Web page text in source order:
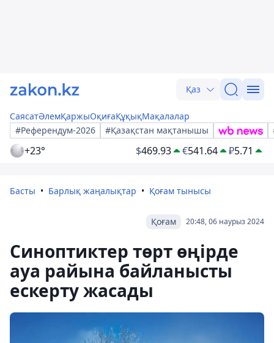
Қаз
СаясатӘлемҚаржыОқиғаҚұқықМақалалар
#Референдум-2026
#Қазақстан мақтанышы
+23° $469.93 €541.64 ₽5.71
Басты Барлық жаңалықтар Қоғам тынысы
20:48, 06 наурыз 2024
Қоғам
Синоптиктер төрт өңірде
ауа райына байланысты
ескерту жасады